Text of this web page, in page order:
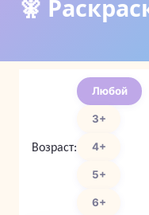
🧚
Возраст:
Любой
3+
4+
5+
6+